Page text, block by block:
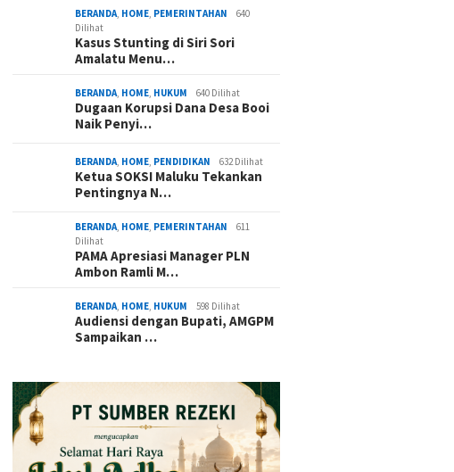
BERANDA, HOME, PEMERINTAHAN
640
Dilihat
Kasus Stunting di Siri Sori
Amalatu Menu…
BERANDA, HOME, HUKUM 640 Dilihat
Dugaan Korupsi Dana Desa Booi
Naik Penyi…
BERANDA, HOME, PENDIDIKAN 632 Dilihat
Ketua SOKSI Maluku Tekankan
Pentingnya N…
BERANDA, HOME, PEMERINTAHAN
611
Dilihat
PAMA Apresiasi Manager PLN
Ambon Ramli M…
BERANDA, HOME, HUKUM 598 Dilihat
Audiensi dengan Bupati, AMGPM
Sampaikan …